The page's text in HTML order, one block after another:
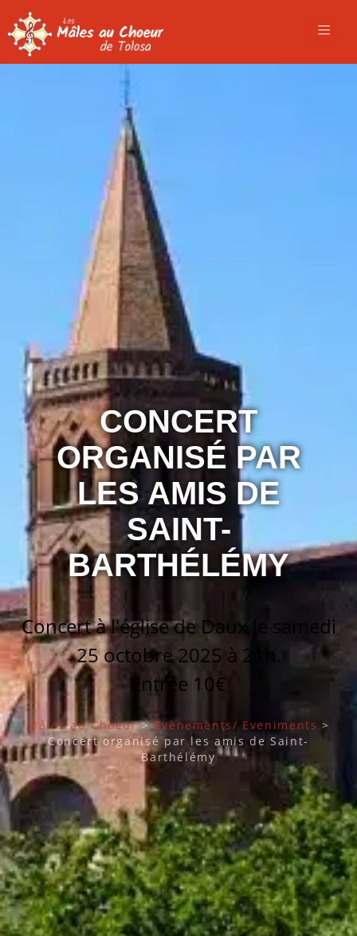
CONCERT
ORGANISÉ PAR
LES AMIS DE
SAINT-
BARTHÉLÉMY
Concert à l'église de Daux le samedi
25 octobre 2025 à 21h.
Entrée 10€
Mâles au Choeur>Evènements/ Eveniments >
Concert organisé par les amis de Saint-
Barthélémy